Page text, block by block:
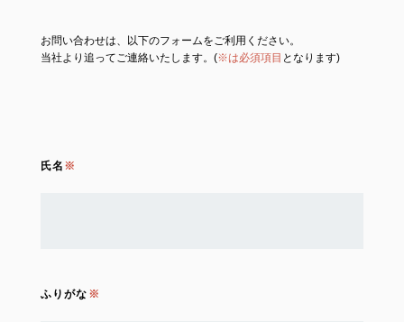
お問い合わせは、以下のフォームをご利用ください。
当社より追ってご連絡いたします。(※は必須項目 となります)
氏名
ふりがな